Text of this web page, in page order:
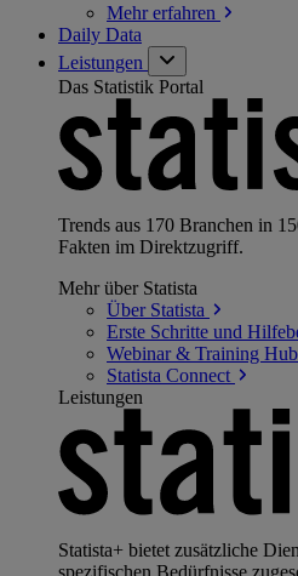
Mehrerfahren
Daily Data
Leistungen
Das Statistik Portal
Trends aus 170 Branchen in
Fakten im Direktzugriff.
Mehr über Statista
Über Statista
Erste Schritte und
Webinar & Training Hub
Statista Connect
Leistungen
Statista+ bietet zusätzliche
spezifischen Bedürfnisse